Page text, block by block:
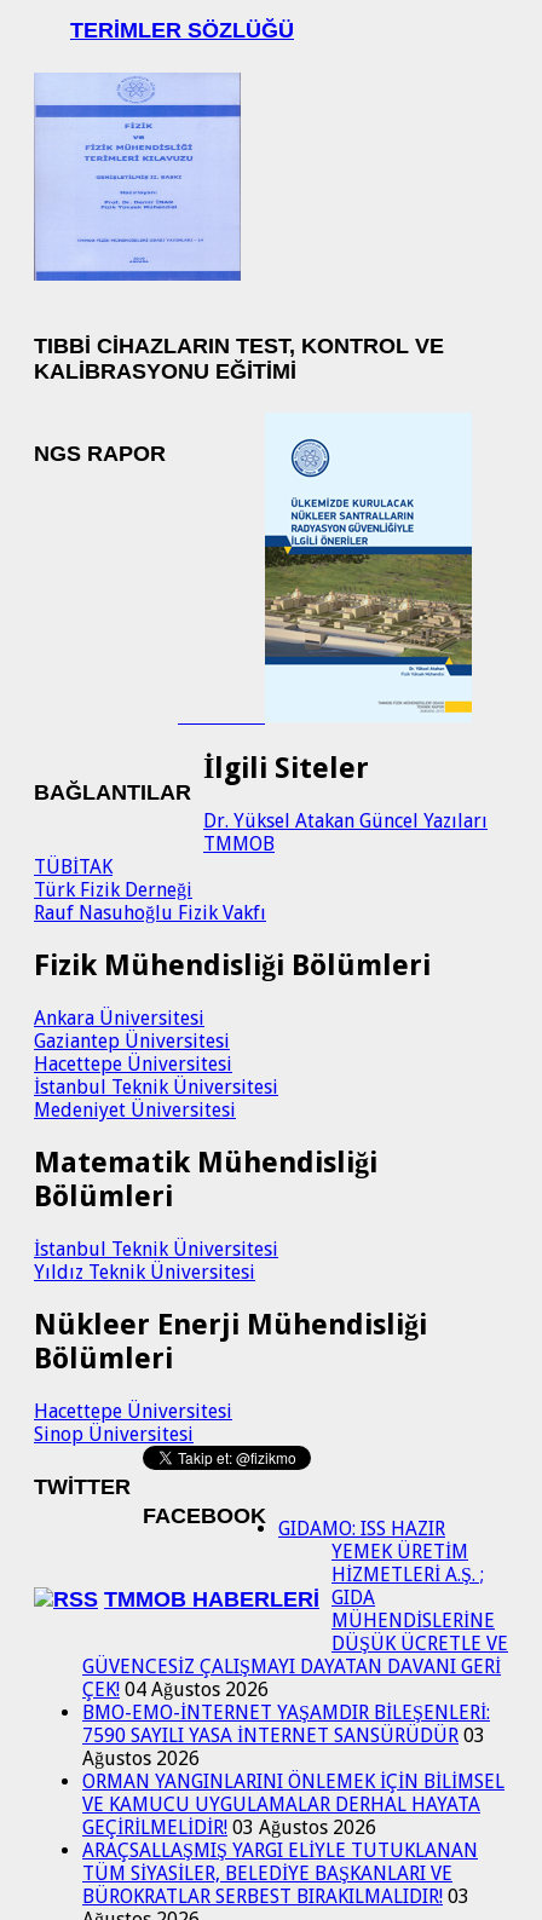
TERIMLER SÖZLÜĞÜ
TIBBI CIHAZLARIN TEST, KONTROL VE
KALIBRASYONU EĞITIMI
NGS RAPOR
BAĞLANTILAR
İlgili Siteler
Dr. Yüksel Atakan Güncel Yazıları
TMMOB
TÜBİTAK
Türk Fizik Derneği
Rauf Nasuhoğlu Fizik Vakfı
Fizik Mühendisliği Bölümleri
Ankara Üniversitesi
Gaziantep Üniversitesi
Hacettepe Üniversitesi
İstanbul Teknik Üniversitesi
Medeniyet Üniversitesi
Matematik Mühendisliği
Bölümleri
İstanbul Teknik Üniversitesi
Yıldız Teknik Üniversitesi
Nükleer Enerji Mühendisliği
Bölümleri
Hacettepe Üniversitesi
Sinop Üniversitesi
TWITTER
FACEBOOK
TMMOB HABERLERI
GIDAMO: ISS HAZIR
YEMEK ÜRETİM
HİZMETLERİ A.Ş. ;
GIDA
MÜHENDİSLERİNE
DÜŞÜK ÜCRETLE VE
GÜVENCESİZ ÇALIŞMAYI DAYATAN DAVANI GERİ
ÇEK! 04 Ağustos 2026
BMO-EMO-İNTERNET YAŞAMDIR BİLEŞENLERİ:
7590 SAYILI YASA İNTERNET SANSÜRÜDÜR 03
Ağustos 2026
ORMAN YANGINLARINI ÖNLEMEK İÇİN BİLİMSEL
VE KAMUCU UYGULAMALAR DERHAL HAYATA
GEÇİRİLMELİDİR! 03 Ağustos 2026
ARAÇSALLAŞMIŞ YARGI ELİYLE TUTUKLANAN
TÜM SİYASİLER, BELEDİYE BAŞKANLARI VE
BÜROKRATLAR SERBEST BIRAKILMALIDIR! 03